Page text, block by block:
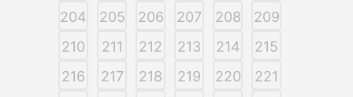
204
205 206 207 208
209
210
211 212 213 214
215
216
217 218 219 220
221